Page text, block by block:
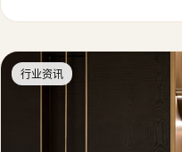
行业资讯